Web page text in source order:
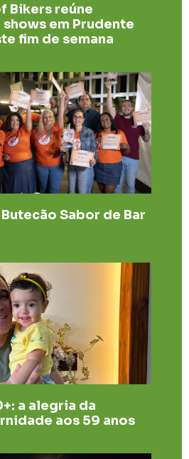
Bikers reúne
em Prudente
fim de semana
Sabor de Bar
a alegria da
aos 59 anos